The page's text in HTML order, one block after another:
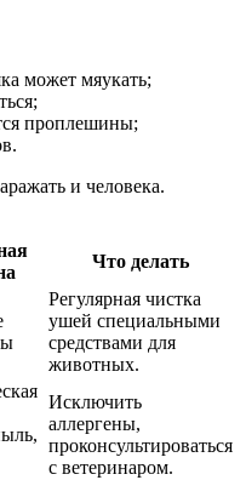
может мяукать;
проплешины;
и человека.
Что делать
Регулярная чистка
ушей специальными
средствами для
животных.
Исключить
аллергены,
проконсультироваться
с ветеринаром.